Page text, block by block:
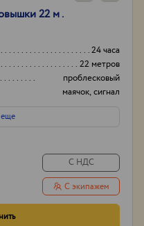
22 м .
24 часа
22 метров
проблесковый
маячок, сигнал
заднего хода
С НДС
С экипажем